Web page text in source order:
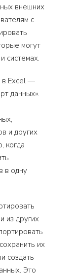
внешних
с
могут
системах.
в Excel —
данных».
и других
когда
в одну
из других
их
создать
Это